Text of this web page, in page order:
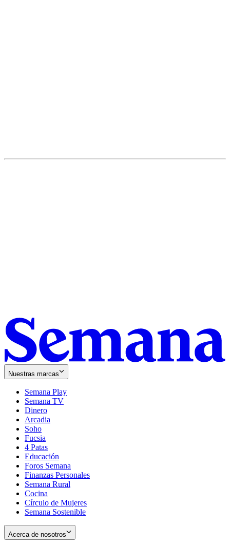
Nuestras marcas
Semana Play
Semana TV
Dinero
Arcadia
Soho
in
new
window
Fucsia
in
new
window
4 Patas
Educación
Foros Semana
Finanzas Personales
Semana Rural
Cocina
Círculo de Mujeres
Semana Sostenible
Acerca de nosotros